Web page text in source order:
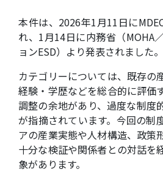
本件は、2026年1月11日に
れ、1月14日に内務省（MOHA
ョンESD）より発表されました。
カテゴリーについては、既存の
経験・学歴などを総合的に評価
調整の余地があり、過度な制度
が指摘されています。今回の制
アの産業実態や人材構造、政策
十分な検証や関係者との対話を
象があります。